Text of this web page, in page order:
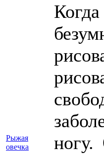
Рыжая
овечка
ногу.